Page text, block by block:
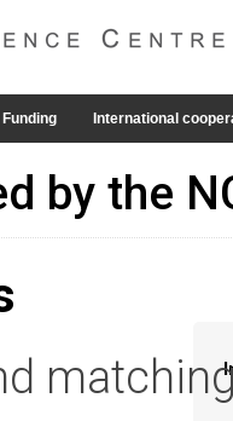
Funding International
by the